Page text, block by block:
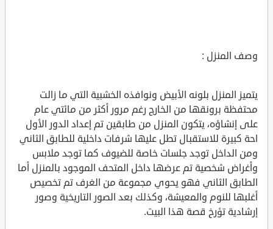
وصف المنزل :
يتميز المنزل بلونه الأبيض ونوافذه الخشبية التي ما زالت
محتفظة برونقها من الخارج رغم مرور أكثر من مائتي عام
على إنشاؤه، يتكون المنزل من طابقين تم إعداد الدور الأول
احة كبيرة للاستقبال تطل عليها شرفات داخلية للطابق الثاني
ومن الداخل توجد جلسات خاصة للضيوف كما توجد ملابس
وأغراض شخصية تم عرضها داخل المتحف الموجود بالمنزل أما
الطابق الثاني فهو يحوي مجموعة من الغرف تم تخصيص
أغلبها للنوم والمعيشة، وكذلك بعد الصور التاريخية وصور
إرشادية تؤرخ قصة هذا البيت.